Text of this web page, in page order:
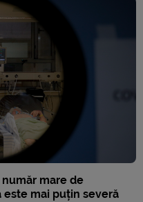
număr mare de
este mai puțin severă